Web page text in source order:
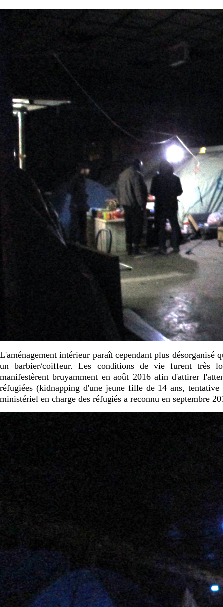
L'aménagement intérieur paraît cependant plus
un barbier/coiffeur. Les conditions de vie furent très
manifestèrent bruyamment en août 2016 afin d'attirer
réfugiées (kidnapping d'une jeune fille de 14 ans,
ministériel en charge des réfugiés a reconnu en septembre